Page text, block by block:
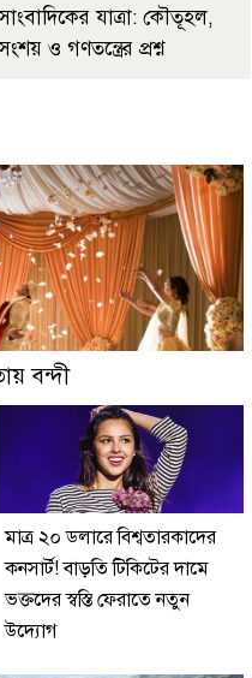
যাত্রা: কৌতূহল,
ও গণতন্ত্রের প্রশ্ন
বন্দী
মাত্র ২০ ডলারে বিশ্বতারকাদের
কনসার্ট! বাড়তি টিকিটের দামে
ভক্তদের স্বস্তি ফেরাতে নতুন
উদ্যোগ